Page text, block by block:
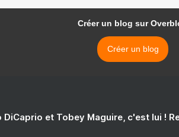
Créer un blog sur
Créer un blog
DiCaprio et Tobey Maguire, c'est lui !